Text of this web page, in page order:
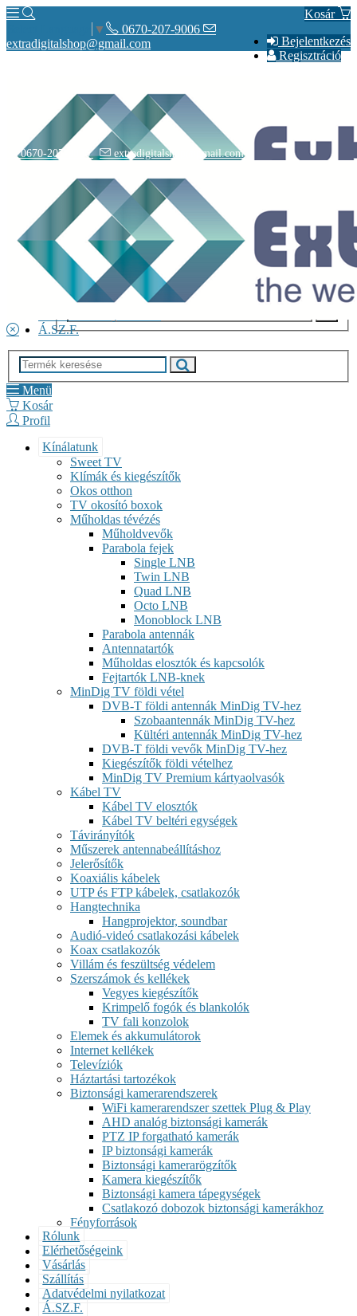
Kosár
Bejelentkezés
Regisztráció
▼
0670-207-9006
extradigitalshop@gmail.com
Rólunk
Elérhetőségeink
Vásárlás
Szállítás
Á.SZ.F.
0670-207-9006 extradigitalshop@gmail.com
Menü
Kosár
Profil
Kínálatunk
Sweet TV
Klímák és kiegészítők
Okos otthon
TV okosító boxok
Műholdas tévézés
Műholdvevők
Parabola fejek
Single LNB
Twin LNB
Quad LNB
Octo LNB
Monoblock LNB
Parabola antennák
Antennatartók
Műholdas elosztók és kapcsolók
Fejtartók LNB-knek
MinDig TV földi vétel
DVB-T földi antennák MinDig TV-hez
Szobaantennák MinDig TV-hez
Kültéri antennák MinDig TV-hez
DVB-T földi vevők MinDig TV-hez
Kiegészítők földi vételhez
MinDig TV Premium kártyaolvasók
Kábel TV
Kábel TV elosztók
Kábel TV beltéri egységek
Távirányítók
Műszerek antennabeállításhoz
Jelerősítők
Koaxiális kábelek
UTP és FTP kábelek, csatlakozók
Hangtechnika
Hangprojektor, soundbar
Audió-videó csatlakozási kábelek
Koax csatlakozók
Villám és feszültség védelem
Szerszámok és kellékek
Vegyes kiegészítők
Krimpelő fogók és blankolók
TV fali konzolok
Elemek és akkumulátorok
Internet kellékek
Televíziók
Háztartási tartozékok
Biztonsági kamerarendszerek
WiFi kamerarendszer szettek Plug & Play
AHD analóg biztonsági kamerák
PTZ IP forgatható kamerák
IP biztonsági kamerák
Biztonsági kamerarögzítők
Kamera kiegészítők
Biztonsági kamera tápegységek
Csatlakozó dobozok biztonsági kamerákhoz
Fényforrások
Rólunk
Elérhetőségeink
Vásárlás
Szállítás
Adatvédelmi nyilatkozat
Á.SZ.F.